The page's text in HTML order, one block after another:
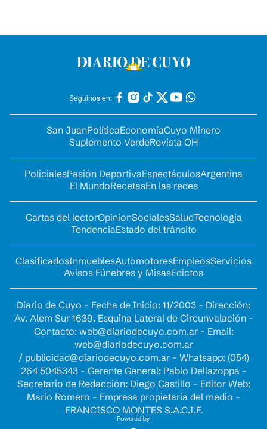
Seguinos en:
San JuanPolíticaEconomíaCuyo Minero
Suplemento VerdeRevista OH
PolicialesPasión DeportivaEspectáculosArgentina
El MundoRecetasEn las redes
Cartas del lectorOpinionSocialesSaludTecnología
TendenciaEstado del tránsito
ClasificadosInmueblesAutomotoresEmpleosServicios
Avisos Fúnebres y MisasEdictos
Diario de Cuyo - Fecha de Inicio: 11/2003 - Dirección:
Av. Alem Sur 1639. Esquina Lateral de Circunvalación -
Contacto: web@diariodecuyo.com.ar- Email:
web@diariodecuyo.com.ar
/ publicidad@diariodecuyo.com.ar- Whatsapp: (054)
264 5045343 - Gerente General: Pablo Dellazoppa -
Secretario de Redacción: Diego Castillo - Editor Web:
Mario Romero - Empresa propietaria del medio -
FRANCISCO MONTES S.A.C.I.F.